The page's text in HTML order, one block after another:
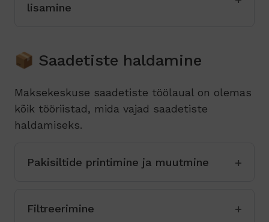
lisamine
📦 Saadetiste haldamine
Maksekeskuse saadetiste töölaual on olemas
kõik tööriistad, mida vajad saadetiste
haldamiseks.
Pakisiltide printimine ja muutmine
Filtreerimine